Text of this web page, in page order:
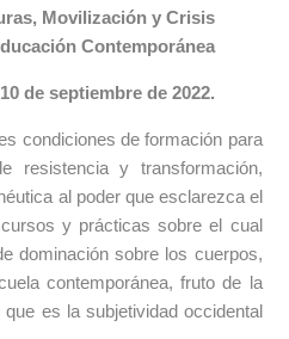
Movilización y Crisis
Contemporánea
de septiembre de 2022.
condiciones de formación para
resistencia y transformación,
al poder que esclarezca el
y prácticas sobre el cual
dominación sobre los cuerpos,
contemporánea, fruto de la
es la subjetividad occidental